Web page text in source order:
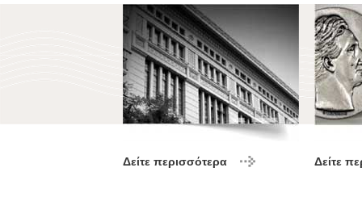
Δείτε περισσότερα Δείτε